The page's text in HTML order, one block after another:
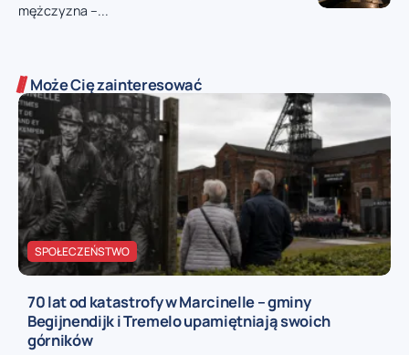
mężczyzna –...
Może Cię zainteresować
SPOŁECZEŃSTWO
70 lat od katastrofy w Marcinelle – gminy
Begijnendijk i Tremelo upamiętniają swoich
górników